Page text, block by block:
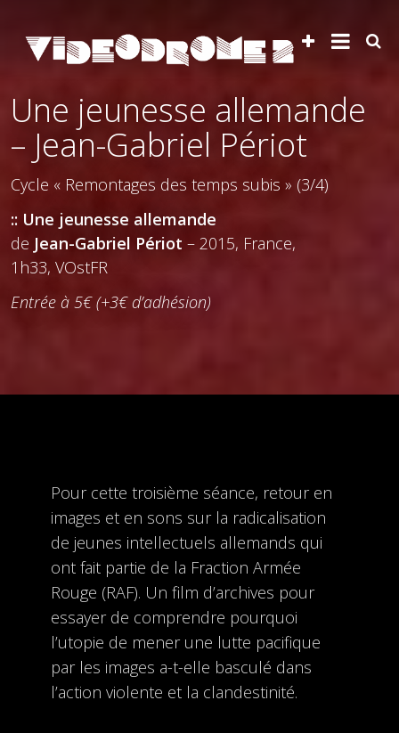
Une jeunesse allemande
– Jean-Gabriel Périot
Cycle « Remontages des temps subis » (3/4)
:: Une jeunesse allemande
de Jean-Gabriel Périot – 2015, France,
1h33, VOstFR
Entrée à 5€ (+3€ d’adhésion)
Pour cette troisième séance, retour en
images et en sons sur la radicalisation
de jeunes intellectuels allemands qui
ont fait partie de la Fraction Armée
Rouge (RAF). Un film d’archives pour
essayer de comprendre pourquoi
l’utopie de mener une lutte pacifique
par les images a-t-elle basculé dans
l’action violente et la clandestinité.